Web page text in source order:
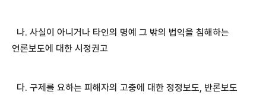
나. 사실이 아니거나 타인의 명예 그 밖의 법익을 침해하는
언론보도에 대한 시정권고
다. 구제를 요하는 피해자의 고충에 대한 정정보도, 반론보도